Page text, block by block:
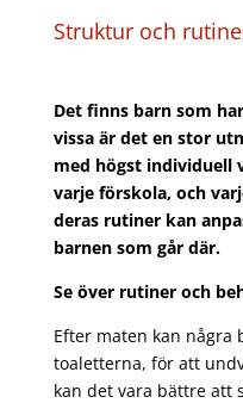
Struktur och
Det finns barn som
vissa är det en stor
med högst individuell
varje förskola, och
deras rutiner kan
barnen som går där.
Se över rutiner och
Efter maten kan några
toaletterna, för att
kan det vara bättre att